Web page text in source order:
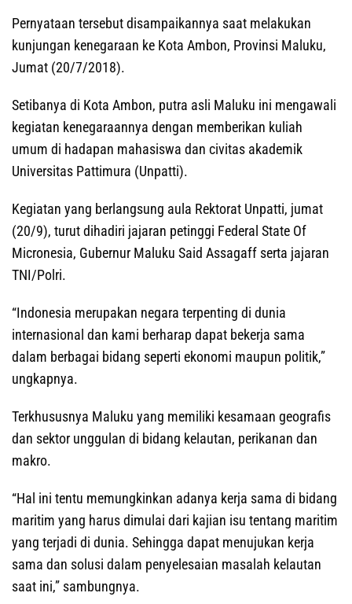
Pernyataan tersebut disampaikannya saat melakukan
kunjungan kenegaraan ke Kota Ambon, Provinsi Maluku,
Jumat (20/7/2018).
Setibanya di Kota Ambon, putra asli Maluku ini mengawali
kegiatan kenegaraannya dengan memberikan kuliah
umum di hadapan mahasiswa dan civitas akademik
Universitas Pattimura (Unpatti).
Kegiatan yang berlangsung aula Rektorat Unpatti, jumat
(20/9), turut dihadiri jajaran petinggi Federal State Of
Micronesia, Gubernur Maluku Said Assagaff serta jajaran
TNI/Polri.
“Indonesia merupakan negara terpenting di dunia
internasional dan kami berharap dapat bekerja sama
dalam berbagai bidang seperti ekonomi maupun politik,”
ungkapnya.
Terkhususnya Maluku yang memiliki kesamaan geografis
dan sektor unggulan di bidang kelautan, perikanan dan
makro.
“Hal ini tentu memungkinkan adanya kerja sama di bidang
maritim yang harus dimulai dari kajian isu tentang maritim
yang terjadi di dunia. Sehingga dapat menujukan kerja
sama dan solusi dalam penyelesaian masalah kelautan
saat ini,” sambungnya.